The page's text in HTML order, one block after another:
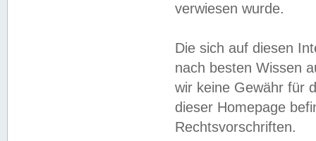
verwiesen wurde.
Die sich auf diesen
nach besten Wissen
wir keine Gewähr für
dieser Homepage
Rechtsvorschriften.